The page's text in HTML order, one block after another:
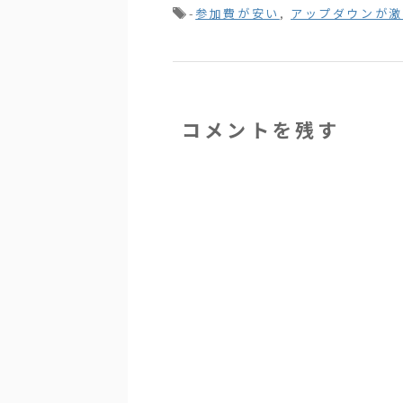
-参加費が安い , アップダウンが
コメントを残す